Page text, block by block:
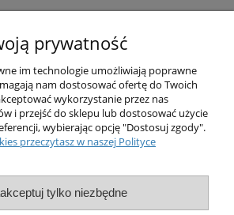
O nas
Obsługa klienta
prywatność
im technologie umożliwiają poprawne
nam dostosować ofertę do Twoich
wykorzystanie przez nas
i przejść do sklepu lub dostosować użycie
wybierając opcję "Dostosuj zgody".
przeczytasz w naszej Polityce
tylko niezbędne